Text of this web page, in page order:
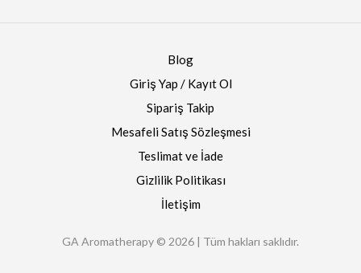
Blog
Giriş Yap / Kayıt Ol
Sipariş Takip
Mesafeli Satış Sözleşmesi
Teslimat ve İade
Gizlilik Politikası
İletişim
GA Aromatherapy © 2026 | Tüm hakları saklıdır.